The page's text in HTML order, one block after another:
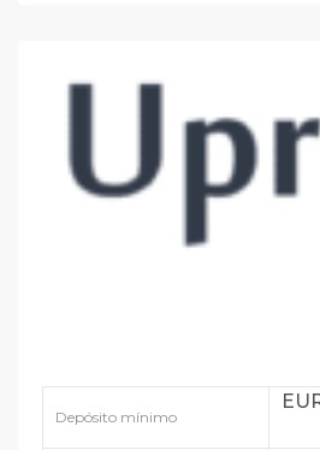
Depósito mínimo